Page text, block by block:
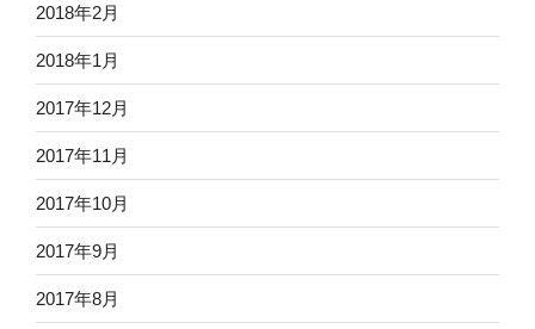
2018年2月
2018年1月
2017年12月
2017年11月
2017年10月
2017年9月
2017年8月